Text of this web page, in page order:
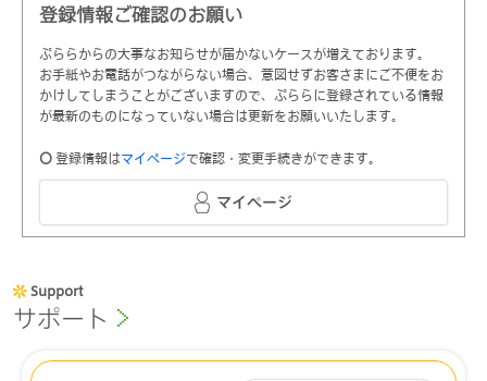
登録情報ご確認のお願い
ぷららからの大事なお知らせが届かないケースが増えております。
お手紙やお電話がつながらない場合、意図せずお客さまにご不便をお
かけしてしまうことがございますので、ぷららに登録されている情報
が最新のものになっていない場合は更新をお願いいたします。
〇登録情報はマイページで確認・変更手続きができます。
マイページ
Support
サポート